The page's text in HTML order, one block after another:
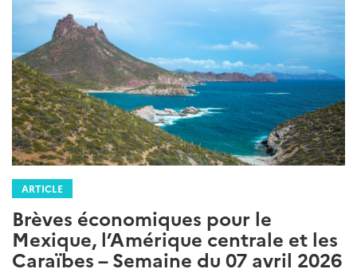
ARTICLE
Brèves économiques pour le
Mexique, l’Amérique centrale et les
Caraïbes – Semaine du 07 avril 2026